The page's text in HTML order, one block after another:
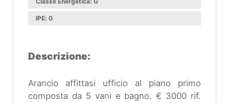
IPE: 0
Descrizione:
Arancio affittasi ufficio al piano primo
composta da 5 vani e bagno. € 3000 rif.